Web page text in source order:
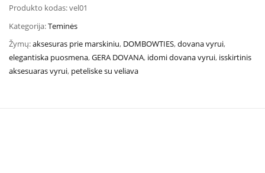
Produkto kodas:vel01
Kategorija:Teminės
Žymų:aksesuras prie marskiniu, DOMBOWTIES,dovana vyrui,
elegantiska puosmena,GERA DOVANA, idomi dovana vyrui, isskirtinis
aksesuaras vyrui, peteliske su veliava